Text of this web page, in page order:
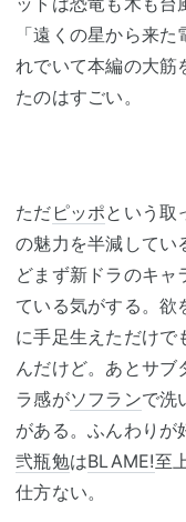
「遠くの星から来
れでいて本編の大筋
たのはすごい。
ただ ピッポという取
の魅力を半減してい
どまず新ドラのキャ
ている気がする。欲
に手足生えただけで
んだけど。あとサ
ラ感がソフランで洗
がある。ふんわりが
弐瓶勉はBLAME!至
仕方ない。